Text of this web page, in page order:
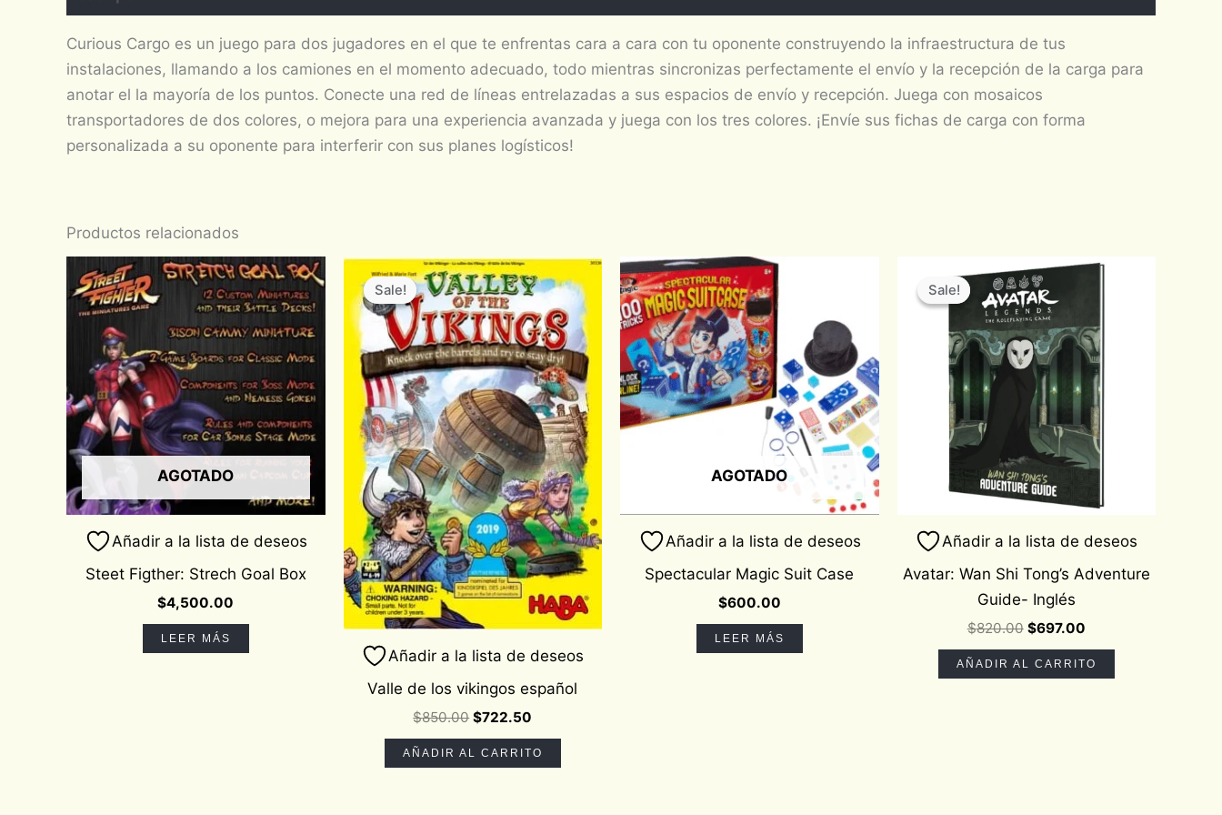
Curious Cargo es un juego para dos jugadores en el que te enfrentas cara a cara con tu oponente construyendo la infraestructura de tus
instalaciones, llamando a los camiones en el momento adecuado, todo mientras sincronizas perfectamente el envío y la recepción de la carga para
anotar el la mayoría de los puntos. Conecte una red de líneas entrelazadas a sus espacios de envío y recepción. Juega con mosaicos
transportadores de dos colores, o mejora para una experiencia avanzada y juega con los tres colores. ¡Envíe sus fichas de carga con forma
personalizada a su oponente para interferir con sus planes logísticos!
Productos relacionados
AGOTADO
Añadir a la lista de deseos
Steet Figther: Strech Goal Box
$4,500.00
LEER MÁS
Sale!
Sale!
Añadir a la lista de deseos
Valle de los vikingos español
$850.00
Original
price
was:
$850.00.
$722.50
Current
price
is:
$722.50.
AÑADIR AL CARRITO
AGOTADO
Añadir a la lista de deseos
Spectacular Magic Suit Case
$600.00
LEER MÁS
Sale!
Sale!
Añadir a la lista de deseos
Avatar: Wan Shi Tong’s Adventure
Guide- Inglés
$820.00
Original
price
was:
$820.00.
$697.00
Current
AÑADIR AL CARRITO